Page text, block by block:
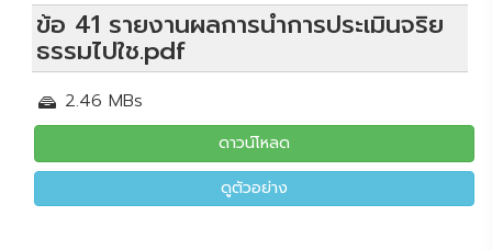
ข้อ 41 รายงานผลการนำการประเมินจริย
ธรรมไปใช.pdf
2.46 MBs
ดาวน์โหลด
ดูตัวอย่าง